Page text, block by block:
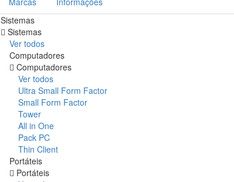
Sistemas
Sistemas
Ver todos
Computadores
Computadores
Ver todos
Ultra Small Form Factor
Small Form Factor
Tower
All in One
Pack PC
Thin Client
Portáteis
Portáteis